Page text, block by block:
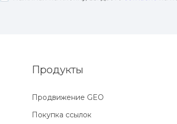
Продукты
Продвижение GEO
Покупка ссылок